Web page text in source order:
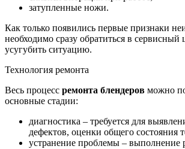
затупленные ножи.
Как только появились первые признаки
необходимо сразу обратиться в сервисный
усугубить ситуацию.
Технология ремонта
Весь процесс ремонта блендеров можно
основные стадии:
диагностика – требуется для
дефектов, оценки общего состояния
устранение проблемы – выполнение